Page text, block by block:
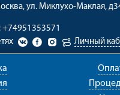
ул. Миклухо-Маклая,
+74951353571
Личный